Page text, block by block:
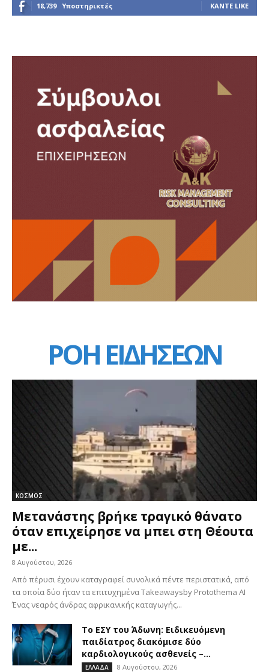
18,739 Υποστηρικτές ΚΆΝΤΕ LIKE
ΡΟΗ ΕΙΔΗΣΕΩΝ
ΚΟΣΜΟΣ
Μετανάστης βρήκε τραγικό θάνατο
όταν επιχείρησε να μπει στη Θέουτα
με...
8 Αυγούστου, 2026
Από πέρυσι έχουν καταγραφεί συνολικά πέντε περιστατικά, από
τα οποία δύο ήταν τα επιτυχημένα Takeawaysby Protothema AI
Ένας νεαρός άνδρας αφρικανικής καταγωγής...
Το ΕΣΥ του Άδωνη: Ειδικευόμενη
παιδίατρος διακόμισε δύο
καρδιολογικούς ασθενείς –...
ΕΛΛΑΔΑ 8 Αυγούστου, 2026